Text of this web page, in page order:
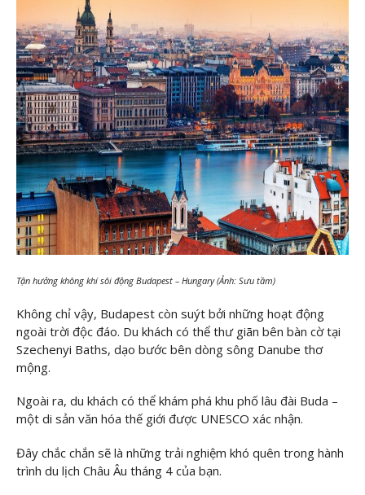
Tận hưởng không khí sôi động Budapest – Hungary (Ảnh: Sưu tầm)
Không chỉ vậy, Budapest còn suýt bởi những hoạt động
ngoài trời độc đáo. Du khách có thể thư giãn bên bàn cờ tại
Szechenyi Baths, dạo bước bên dòng sông Danube thơ
mộng.
Ngoài ra, du khách có thể khám phá khu phố lâu đài Buda –
một di sản văn hóa thế giới được UNESCO xác nhận.
Đây chắc chắn sẽ là những trải nghiệm khó quên trong hành
trình du lịch Châu Âu tháng 4 của bạn.